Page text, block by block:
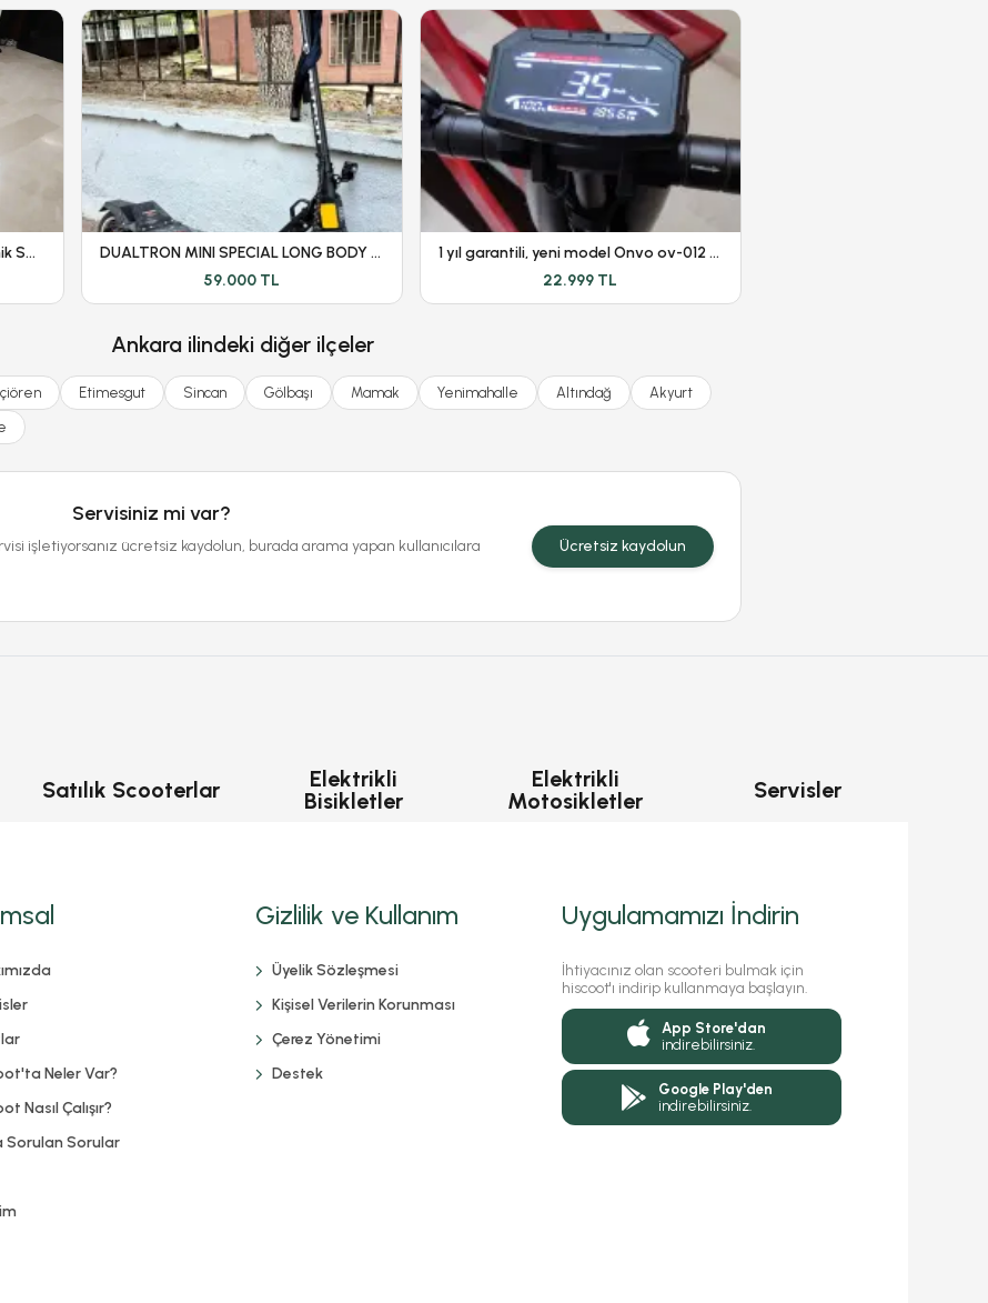
Emove Cruiser S V1 (Beyaz) - Kronik Sorunları Giderilmiştir
DUALTRON MINI SPECIAL LONG BODY - DÜŞÜK KM - GARANTİLİ
59.000 TL
1 yıl garantili, yeni model Onvo ov-012 scooter
22.999 TL
Ankara ilindeki diğer ilçeler
Etimesgut Sincan Gölbaşı Mamak Yenimahalle Altındağ Akyurt
Servisiniz mi var?
işletiyorsanız ücretsiz kaydolun, burada arama yapan kullanıcılara
Ücretsiz kaydolun
Satılık Scooterlar
Elektrikli
Bisikletler
Elektrikli
Motosikletler
Servisler
Neler Var?
Nasıl Çalışır?
Sorulan Sorular
Gizlilik ve Kullanım
Üyelik Sözleşmesi
Kişisel Verilerin Korunması
Çerez Yönetimi
Destek
Uygulamamızı İndirin
İhtiyacınız olan scooteri bulmak için
hiscoot'ı indirip kullanmaya başlayın.
App Store'dan
indirebilirsiniz.
Google Play'den
indirebilirsiniz.